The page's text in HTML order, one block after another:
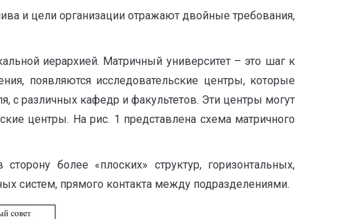
и цели организации отражают двойные требования,
иерархией. Матричный университет – это шаг к
появляются исследовательские центры, которые
с различных кафедр и факультетов. Эти центры могут
центры. На рис. 1 представлена схема матричного
более «плоских» структур, горизонтальных,
систем, прямого контакта между подразделениями.